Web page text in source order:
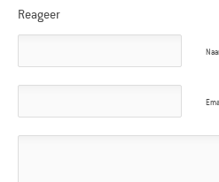
Reageer